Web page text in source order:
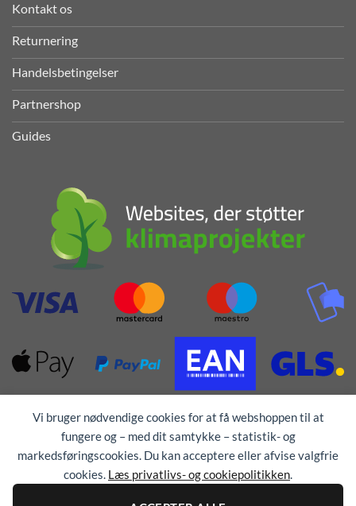
Vi bruger nødvendige cookies for at få webshoppen til at
fungere og – med dit samtykke – statistik- og
markedsføringscookies. Du kan acceptere eller afvise valgfrie
cookies. Læs privatlivs- og cookiepolitikken.
Kontakt os
Returnering
Handelsbetingelser
Partnershop
Guides
Alle rettigheder forbeholdes © 1976 - 2026TEX-